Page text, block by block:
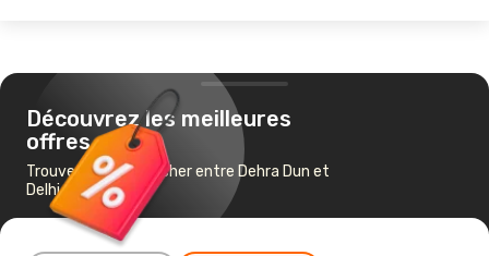
Découvrez les meilleures
offres
Trouvez un vol pas cher entre Dehra Dun et
Delhi